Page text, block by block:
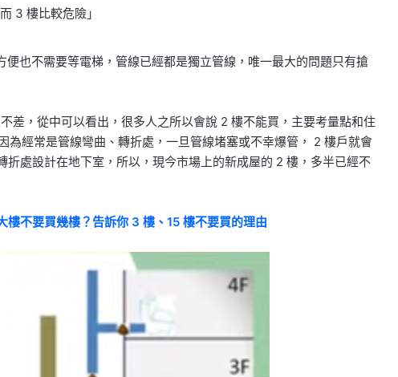
3 樓比較危險」
便也不需要等電梯，管線已經都是獨立管線，唯一最大的問題只有搶
差，從中可以看出，很多人之所以會說 2 樓不能買，主要考量點和住
為經常是管線彎曲、轉折處，一旦管線堵塞或不幸爆管， 2 樓戶就會
處設計在地下室，所以，現今市場上的新成屋的 2 樓，多半已經不
樓不要買幾樓？告訴你 3 樓、15 樓不要買的理由